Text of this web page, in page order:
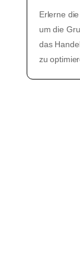
Erlerne
um die
das
zu